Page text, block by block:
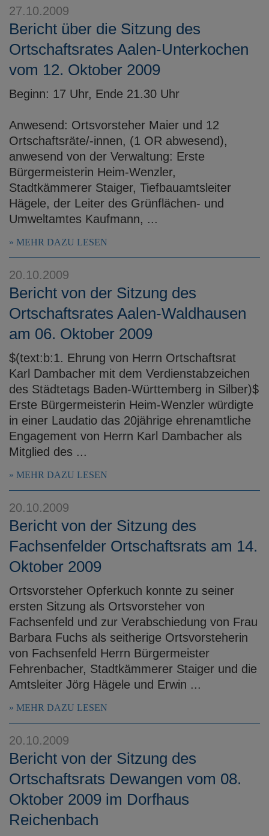
27.10.2009
Bericht über die Sitzung des
Ortschaftsrates Aalen-Unterkochen
vom 12. Oktober 2009
Beginn: 17 Uhr, Ende 21.30 Uhr
Anwesend: Ortsvorsteher Maier und 12
Ortschaftsräte/-innen, (1 OR abwesend),
anwesend von der Verwaltung: Erste
Bürgermeisterin Heim-Wenzler,
Stadtkämmerer Staiger, Tiefbauamtsleiter
Hägele, der Leiter des Grünflächen- und
Umweltamtes Kaufmann, ...
MEHR DAZU LESEN
20.10.2009
Bericht von der Sitzung des
Ortschaftsrates Aalen-Waldhausen
am 06. Oktober 2009
$(text:b:1. Ehrung von Herrn Ortschaftsrat
Karl Dambacher mit dem Verdienstabzeichen
des Städtetags Baden-Württemberg in Silber)$
Erste Bürgermeisterin Heim-Wenzler würdigte
in einer Laudatio das 20jährige ehrenamtliche
Engagement von Herrn Karl Dambacher als
Mitglied des ...
MEHR DAZU LESEN
20.10.2009
Bericht von der Sitzung des
Fachsenfelder Ortschaftsrats am 14.
Oktober 2009
Ortsvorsteher Opferkuch konnte zu seiner
ersten Sitzung als Ortsvorsteher von
Fachsenfeld und zur Verabschiedung von Frau
Barbara Fuchs als seitherige Ortsvorsteherin
von Fachsenfeld Herrn Bürgermeister
Fehrenbacher, Stadtkämmerer Staiger und die
Amtsleiter Jörg Hägele und Erwin ...
MEHR DAZU LESEN
20.10.2009
Bericht von der Sitzung des
Ortschaftsrats Dewangen vom 08.
Oktober 2009 im Dorfhaus
Reichenbach